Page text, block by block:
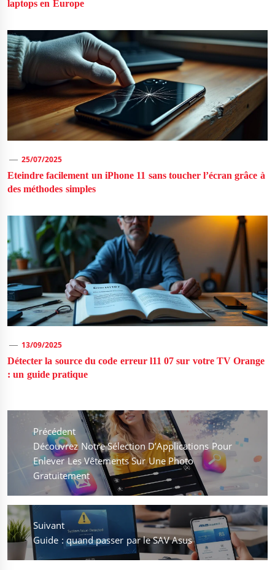
laptops en Europe
25/07/2025
Eteindre facilement un iPhone 11 sans toucher l’écran grâce à
des méthodes simples
13/09/2025
Détecter la source du code erreur l11 07 sur votre TV Orange
: un guide pratique
Navigation
l’article
Précédent
Previous
post:
Découvrez Notre Sélection D’Applications Pour
Enlever Les Vêtements Sur Une Photo
Gratuitement
Suivant
Next
post:
Guide : quand passer par le SAV Asus